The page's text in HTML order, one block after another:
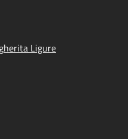
Ligure